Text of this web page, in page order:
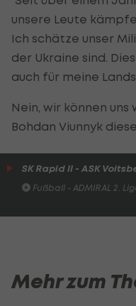
unsere Leute
Ich schätze unser
der Ukraine sind.
auch für meine
Nein, wir können
Bohdan Viunnyk
SK Rapid II - ASK
Fußball - ADMIRAL 2.
Mehr zum